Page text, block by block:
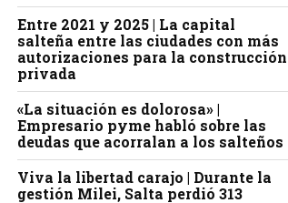
Entre 2021 y 2025 | La capital
salteña entre las ciudades con más
autorizaciones para la construcción
privada
«La situación es dolorosa» |
Empresario pyme habló sobre las
deudas que acorralan a los salteños
Viva la libertad carajo | Durante la
gestión Milei, Salta perdió 313